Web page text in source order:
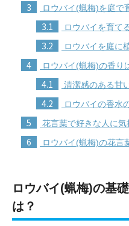
3 ロウバイ(蝋梅)を庭で
3.1 ロウバイを育て
3.2 ロウバイを庭に
4 ロウバイ(蝋梅)の香り
4.1 清潔感のある甘
4.2 ロウバイの香水
5 花言葉で好きな人に気
6 ロウバイ(蝋梅)の花言
ロウバイ(蝋梅)の基
は？